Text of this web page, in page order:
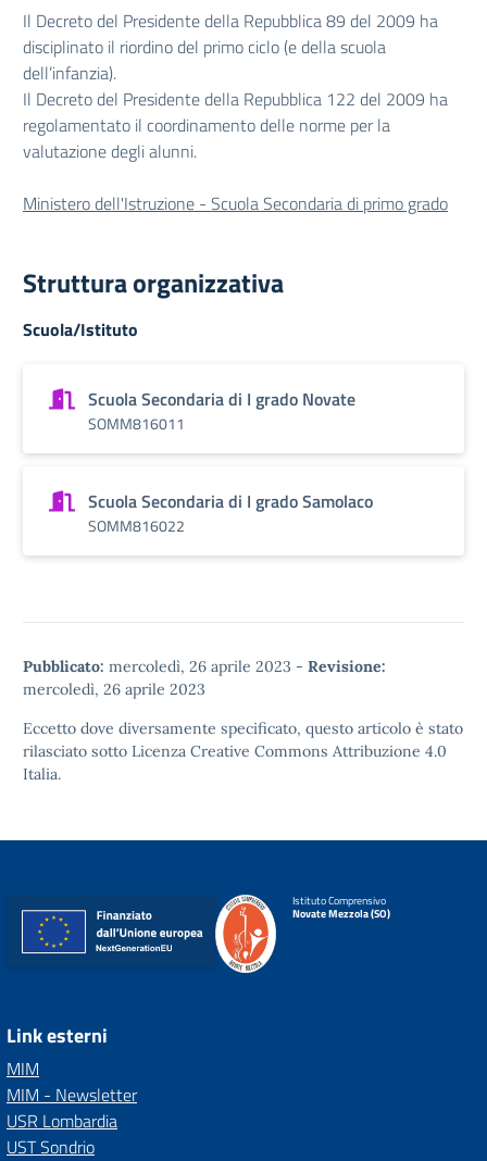
Il Decreto del Presidente della Repubblica 89 del 2009 ha
disciplinato il riordino del primo ciclo (e della scuola
dell’infanzia).
Il Decreto del Presidente della Repubblica 122 del 2009 ha
regolamentato il coordinamento delle norme per la
valutazione degli alunni.
Ministero dell'Istruzione - Scuola Secondaria di primo grado
Struttura organizzativa
Scuola/Istituto
Scuola Secondaria di I grado Novate
SOMM816011
Scuola Secondaria di I grado Samolaco
SOMM816022
Pubblicato: mercoledì, 26 aprile 2023 - Revisione:
mercoledì, 26 aprile 2023
Eccetto dove diversamente specificato, questo articolo è stato
rilasciato sotto Licenza Creative Commons Attribuzione 4.0
Italia.
Istituto Comprensivo
Novate Mezzola (SO)
Link esterni
MIM
MIM - Newsletter
USR Lombardia
UST Sondrio